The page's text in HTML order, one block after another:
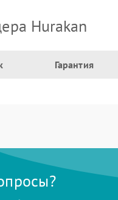
Hurakan
Гарантия